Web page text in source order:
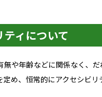
ィについて
無や年齢などに関係なく、
め、恒常的にアクセシビリ